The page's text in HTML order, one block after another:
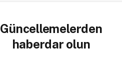
Güncellemelerden
haberdar olun